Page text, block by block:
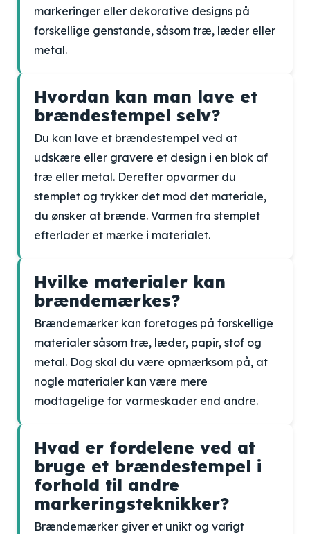
markeringer eller dekorative designs på
forskellige genstande, såsom træ, læder eller
metal.
Hvordan kan man lave et
brændestempel selv?
Du kan lave et brændestempel ved at
udskære eller gravere et design i en blok af
træ eller metal. Derefter opvarmer du
stemplet og trykker det mod det materiale,
du ønsker at brænde. Varmen fra stemplet
efterlader et mærke i materialet.
Hvilke materialer kan
brændemærkes?
Brændemærker kan foretages på forskellige
materialer såsom træ, læder, papir, stof og
metal. Dog skal du være opmærksom på, at
nogle materialer kan være mere
modtagelige for varmeskader end andre.
Hvad er fordelene ved at
bruge et brændestempel i
forhold til andre
markeringsteknikker?
Brændemærker giver et unikt og varigt